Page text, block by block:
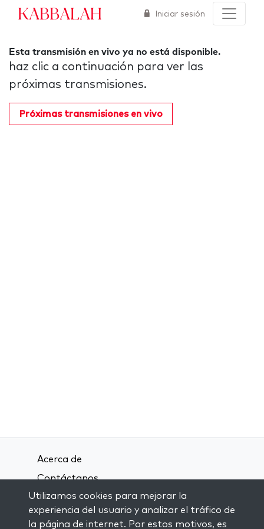
Kabbalah Iniciar sesión
Esta transmisión en vivo ya no está disponible.
haz clic a continuación para ver las
próximas transmisiones.
Próximas transmisiones en vivo
Acerca de
Contáctanos
Términos y condiciones
Política de privacidad
Utilizamos cookies para mejorar la
experiencia del usuario y analizar el tráfico de
la página de internet. Por estos motivos, es